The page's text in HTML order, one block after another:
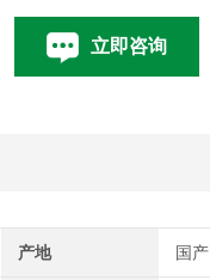
立即咨询
产地 国产